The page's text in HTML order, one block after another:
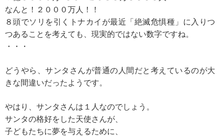
なんと！２０００万人！！
８頭でソリを引くトナカイが最近「絶滅危惧種」に入りつ
つあることを考えても、現実的ではない数字ですね。
・・・
どうやら、サンタさんが普通の人間だと考えているのが大
きな間違いだったようです。
やはり、サンタさんは１人なのでしょう。
サンタの格好をした天使さんが、
子どもたちに夢を与えるために、